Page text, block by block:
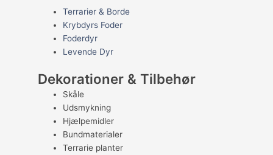
Terrarier & Borde
Krybdyrs Foder
Foderdyr
Levende Dyr
Dekorationer & Tilbehør
Skåle
Udsmykning
Hjælpemidler
Bundmaterialer
Terrarie planter